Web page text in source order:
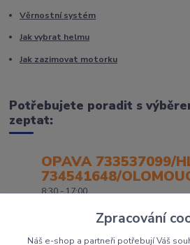
Věrnostní systém
Jak vybrat helmu
Jak zazimovat motorku
Potřebujete poradit s
zeptat:
OPAVA 733537099/
734541648/
8:30 - 17:00
Zpracování
Náš e-shop a partneři potřebují Váš